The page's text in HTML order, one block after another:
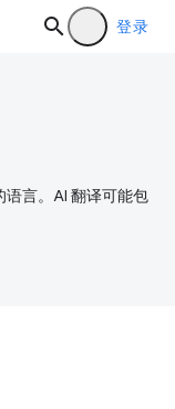
登录
言。AI 翻译可能包